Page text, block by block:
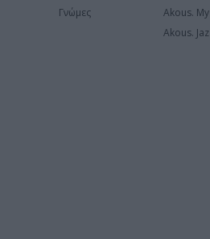
Γνώμες
Akous.
Akous.